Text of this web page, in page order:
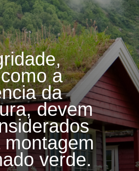
a
da
devem
verde.